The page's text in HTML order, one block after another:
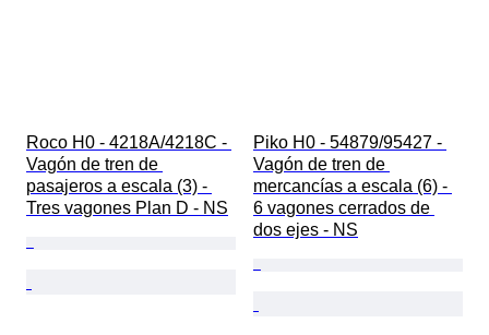
Roco H0 - 4218A/4218C -
Vagón de tren de
pasajeros a escala (3) -
Tres vagones Plan D - NS
Piko H0 - 54879/95427 -
Vagón de tren de
mercancías a escala (6) -
6 vagones cerrados de
dos ejes - NS